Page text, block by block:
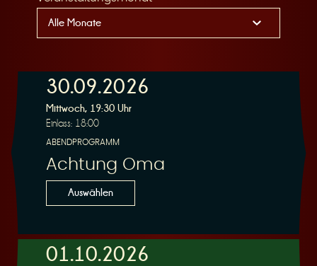
R
e
30.09.2026
Mittwoch, 19:30 Uhr
Einlass: 18:00
ABENDPROGRAMM
Achtung Oma
Auswählen
01.10.2026